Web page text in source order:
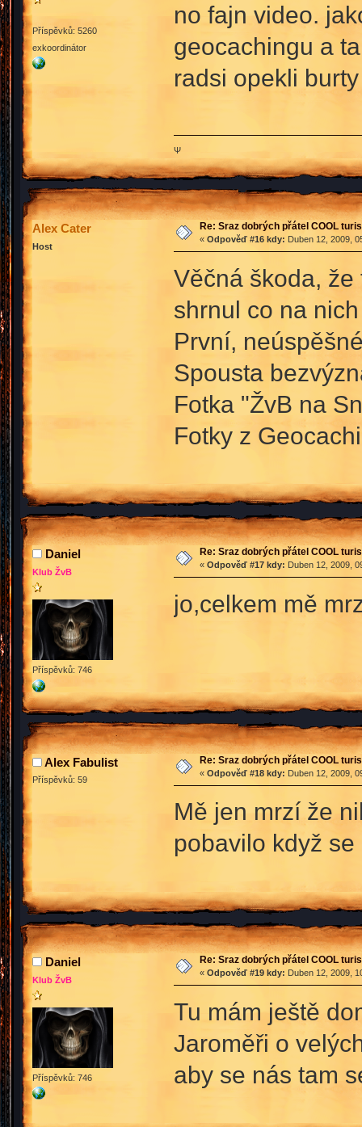
Příspěvků: 5260
exkoordinátor
no fajn video.
geocachingu a
radsi opekli burty
Ψ
Alex Cater
Host
Re: Sraz dobrých přátel COOL
« Odpověď #16 kdy: Duben 12, 2009,
Věčná škoda,
shrnul co na
První,
Spousta
Fotka "ŽvB na
Fotky z
Daniel
Klub ŽvB
Příspěvků: 746
Re: Sraz dobrých přátel COOL
« Odpověď #17 kdy: Duben 12, 2009,
jo,celkem mě
Alex Fabulist
Příspěvků: 59
Re: Sraz dobrých přátel COOL
« Odpověď #18 kdy: Duben 12, 2009,
Mě jen mrzí že
pobavilo když
Daniel
Klub ŽvB
Příspěvků: 746
Re: Sraz dobrých přátel COOL
« Odpověď #19 kdy: Duben 12, 2009,
Tu mám ještě
Jaroměři o
aby se nás tam